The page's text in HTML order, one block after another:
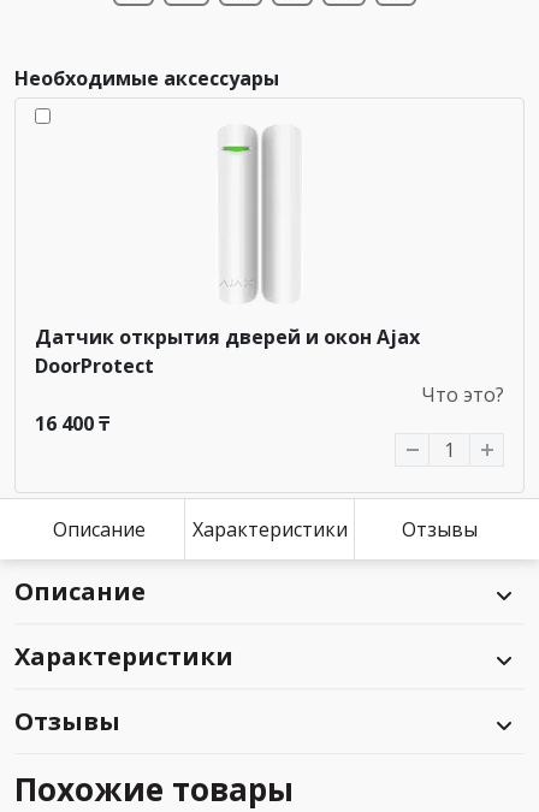
Необходимые аксессуары
Датчик открытия дверей и окон Ajax
DoorProtect
Что это?
16 400 ₸
Описание Характеристики Отзывы
Описание
Характеристики
Отзывы
Похожие товары